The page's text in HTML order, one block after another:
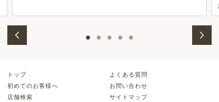
トップ
初めてのお客様へ
店舗検索
よくある質問
お問い合わせ
サイトマップ